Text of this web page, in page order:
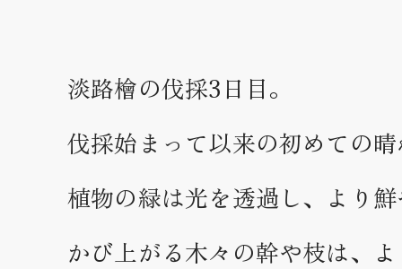
淡路檜の伐採3日目。
伐採始まって以来の初めての
植物の緑は光を透過し、より
かび上がる木々の幹や枝は、